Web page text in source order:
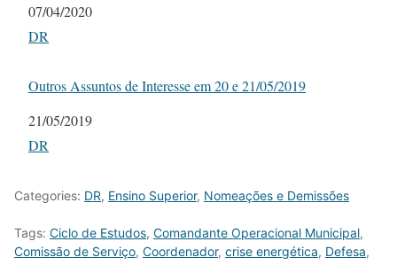
Date
07/04/2020
In relation to
DR
Outros Assuntos de Interesse em 20 e 21/05/2019
Date
21/05/2019
In relation to
DR
Categories: DR, Ensino Superior, Nomeações e Demissões
Tags: Ciclo de Estudos, Comandante Operacional Municipal,
Comissão de Serviço, Coordenador, crise energética, Defesa,